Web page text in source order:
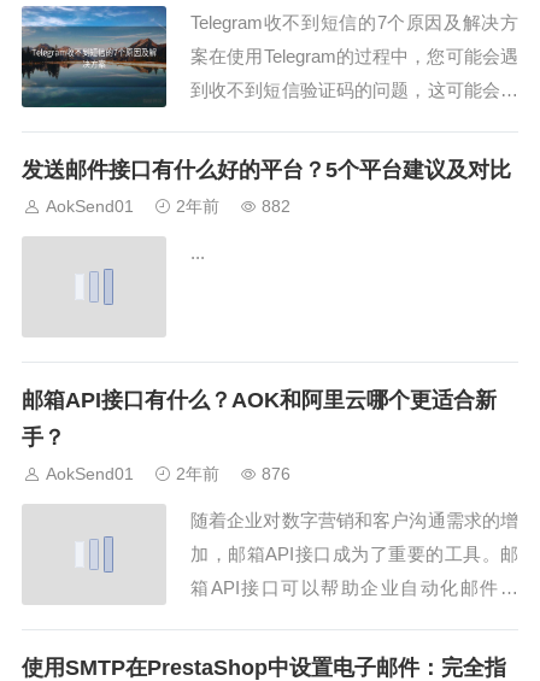
的多种云...
Telegram收不到短信的7个原因及解决方
案在使用Telegram的过程中，您可能会遇
到收不到短信验证码的问题，这可能会影
细介绍8个可能导致Telegram收不到短信
网络不稳定或...
​发送邮件接口有什么好的平台？5个平台建议及对比
AokSend01 2年前 882
...
邮箱API接口有什么？AOK和阿里云哪个更适合新
手？
AokSend01 2年前 876
随着企业对数字营销和客户沟通需求的增
加，邮箱API接口成为了重要的工具。邮
箱API接口可以帮助企业自动化邮件发
常见的邮箱API接口有哪些呢？对于新手
使用SMTP在PrestaShop中设置电子邮件：完全指